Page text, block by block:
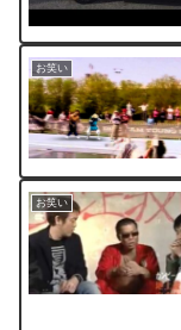
お笑い
お笑い